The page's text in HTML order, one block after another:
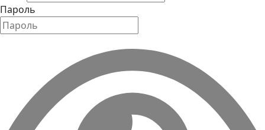
Пароль